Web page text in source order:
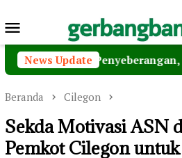
ke
Menu
Mobile
News Update
Penyeberangan, Jasa
Beranda Cilegon
Sekda Motivasi ASN
Pemkot Cilegon